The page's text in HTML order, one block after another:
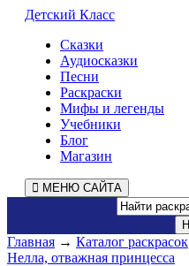
Детский Класс
Сказки
Аудиосказки
Песни
Раскраски
Мифы и легенды
Учебники
Блог
Магазин
МЕНЮ САЙТА
Главная → Каталог раскрасок
Нелла, отважная принцесса